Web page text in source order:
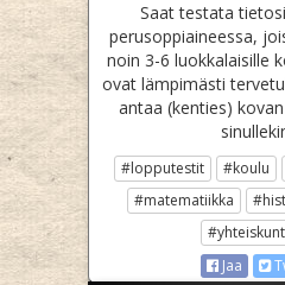
Saat testata
perusoppiaineessa,
noin 3-6 luokkalaisille
ovat lämpimästi
antaa (kenties)
#lopputestit #koulu
#matematiikka
Jaa